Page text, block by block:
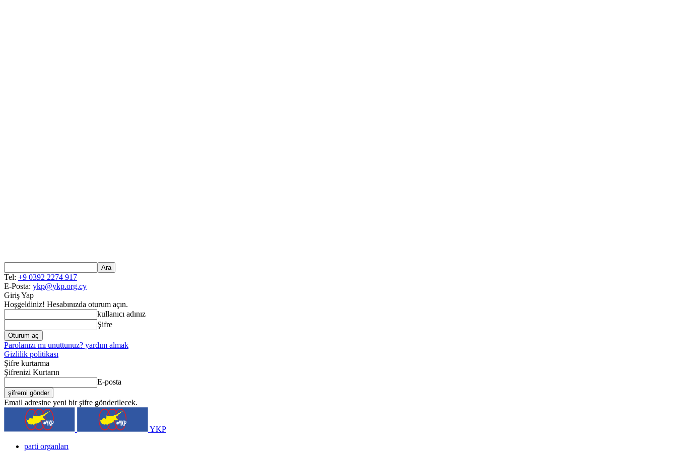
Tel: +9 0392 2274 917
E-Posta: ykp@ykp.org.cy
Giriş Yap
Hoşgeldiniz! Hesabınızda oturum açın.
kullanıcı adınız
Şifre
Parolanızı mı unuttunuz? yardım almak
Gizlilik politikası
Şifre kurtarma
Şifrenizi Kurtarın
E-posta
Email adresine yeni bir şifre gönderilecek.
YKP
parti organları